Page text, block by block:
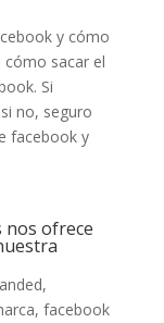
y cómo
cómo sacar el
Si
no, seguro
facebook y
nos ofrece
,
, facebook